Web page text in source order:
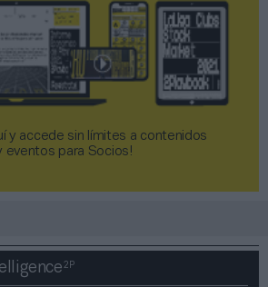
y accede sin límites a contenidos
eventos para Socios!​​​​​​​
2P